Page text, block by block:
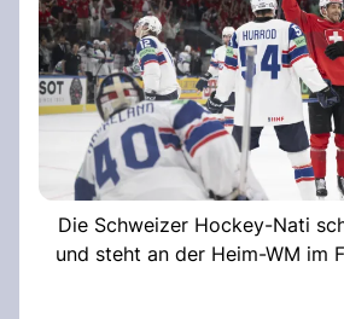
Die Schweizer Hockey-Nati
und steht an der Heim-WM im